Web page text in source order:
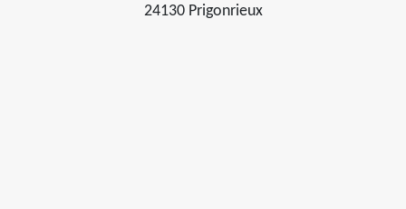
24130 Prigonrieux